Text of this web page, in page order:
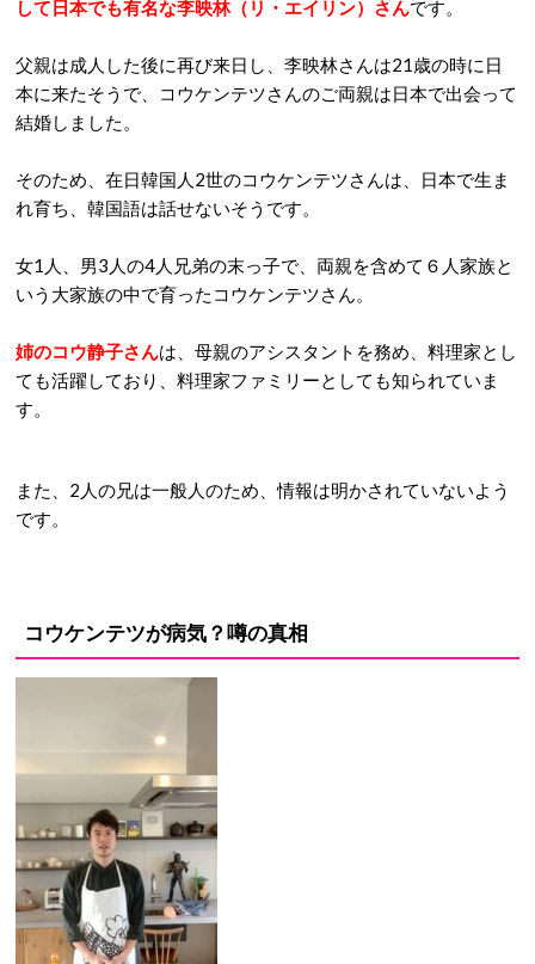
して日本でも有名な李映林（リ・エイリン）さんです。
父親は成人した後に再び来日し、李映林さんは21歳の時に日
本に来たそうで、コウケンテツさんのご両親は日本で出会って
結婚しました。
そのため、在日韓国人2世のコウケンテツさんは、日本で生ま
れ育ち、韓国語は話せないそうです。
女1人、男3人の4人兄弟の末っ子で、両親を含めて６人家族と
いう大家族の中で育ったコウケンテツさん。
姉のコウ静子さんは、母親のアシスタントを務め、料理家とし
ても活躍しており、料理家ファミリーとしても知られていま
す。
また、2人の兄は一般人のため、情報は明かされていないよう
です。
コウケンテツが病気？噂の真相